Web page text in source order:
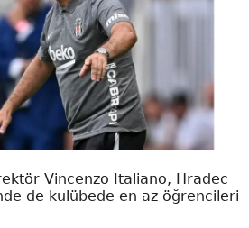
Vincenzo Italiano, Hradec
de kulübede en az öğrencileri